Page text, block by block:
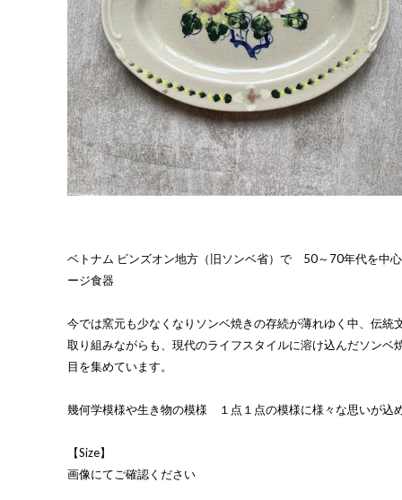
ベトナム ビンズオン地方（旧ソンベ省）で 50～70年代を中
ージ食器
今では窯元も少なくなりソンベ焼きの存続が薄れゆく中、伝統
取り組みながらも、現代のライフスタイルに溶け込んだソンベ
目を集めています。
幾何学模様や生き物の模様 １点１点の模様に様々な思いが込
【Size】
画像にてご確認ください